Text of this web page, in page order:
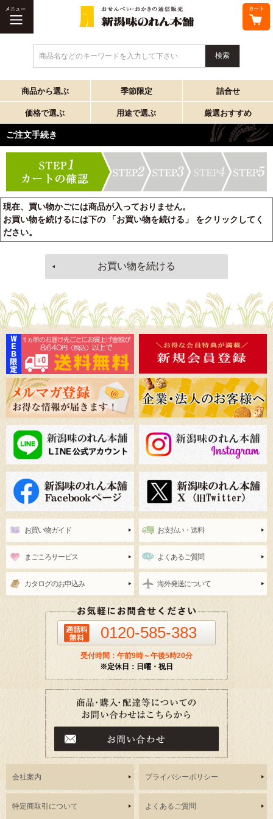
商品名などのキーワードを入力して下さい
商品から選ぶ 季節限定 詰合せ
価格で選ぶ 用途で選ぶ 厳選おすすめ
ご注文手続き
現在、買い物かごには商品が入っておりません。
お買い物を続けるには下の 「お買い物を続ける」 をクリックしてく
ださい。
お買い物ガイド お支払い・送料
まごころサービス よくあるご質問
カタログのお申込み 海外発送について
0120-585-383
受付時間：午前9時～午後5時20分
※定休日：日曜・祝日
会社案内 プライバシーポリシー
特定商取引について よくあるご質問